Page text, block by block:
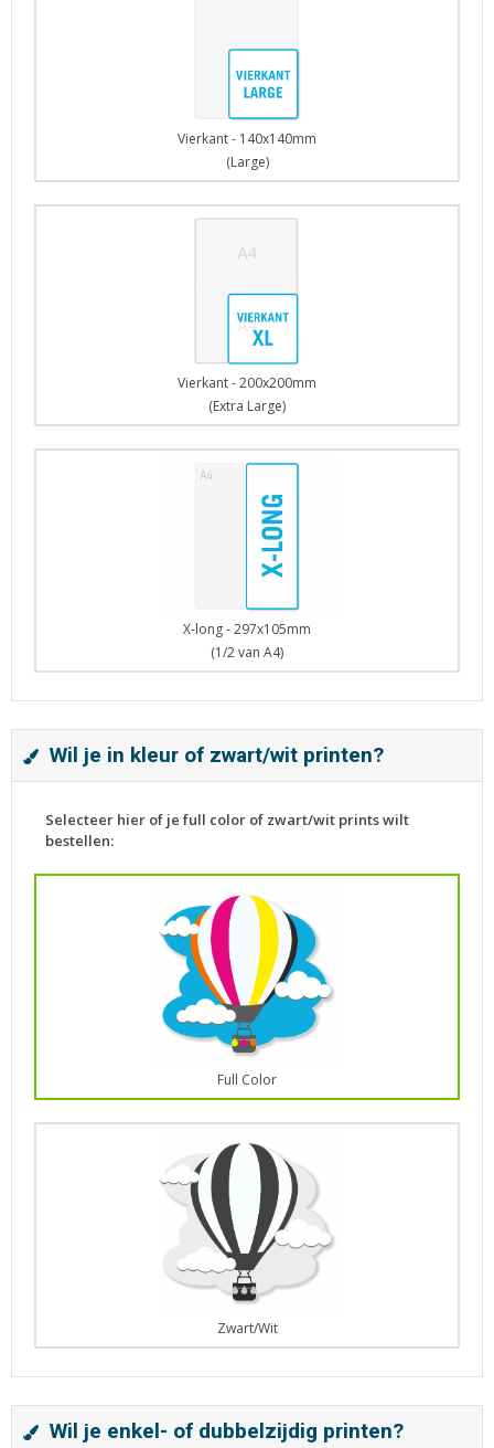
Vierkant - 140x140mm
(Large)
Vierkant - 200x200mm
(Extra Large)
X-long - 297x105mm
(1/2 van A4)
Wil je in kleur of zwart/wit printen?
Selecteer hier of je full color of zwart/wit prints wilt
bestellen:
Full Color
Zwart/Wit
Wil je enkel- of dubbelzijdig printen?